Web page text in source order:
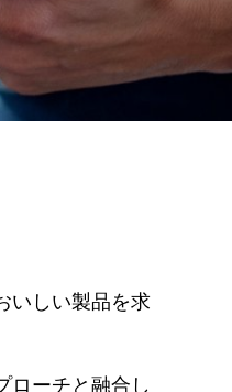
いしい製品を求
ローチと融合し